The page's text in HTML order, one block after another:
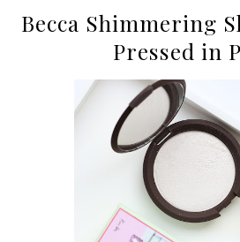
Becca Shimmering
Pressed in